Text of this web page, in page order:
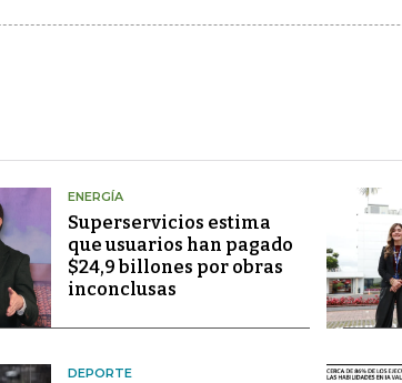
ENERGÍA
Superservicios estima
que usuarios han pagado
$24,9 billones por obras
inconclusas
DEPORTE